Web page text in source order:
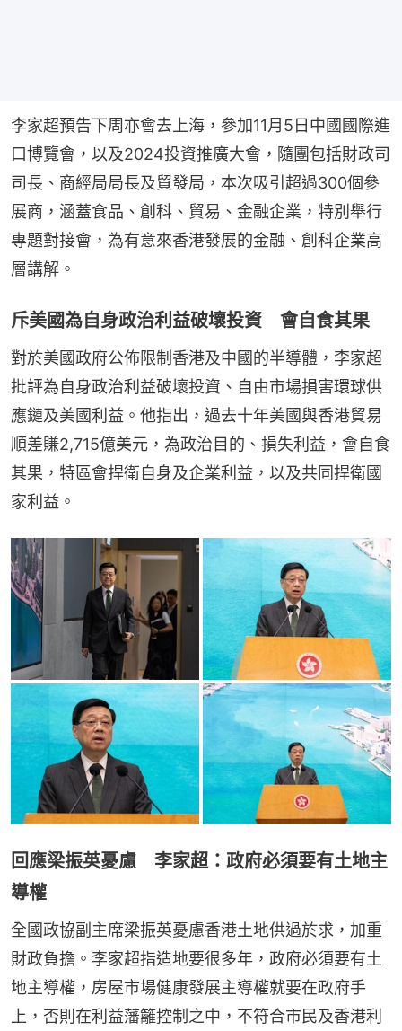
李家超預告下周亦會去上海，參加11月5日中國國際進
口博覽會，以及2024投資推廣大會，隨團包括財政司
司長、商經局局長及貿發局，本次吸引超過300個參
展商，涵蓋食品、創科、貿易、金融企業，特別舉行
專題對接會，為有意來香港發展的金融、創科企業高
層講解。
斥美國為自身政治利益破壞投資 會自食其果
對於美國政府公佈限制香港及中國的半導體，李家超
批評為自身政治利益破壞投資、自由市場損害環球供
應鏈及美國利益。他指出，過去十年美國與香港貿易
順差賺2,715億美元，為政治目的、損失利益，會自食
其果，特區會捍衛自身及企業利益，以及共同捍衛國
家利益。
回應梁振英憂慮 李家超：政府必須要有土地主
導權
全國政協副主席梁振英憂慮香港土地供過於求，加重
財政負擔。李家超指造地要很多年，政府必須要有土
地主導權，房屋市場健康發展主導權就要在政府手
上，否則在利益藩籬控制之中，不符合市民及香港利